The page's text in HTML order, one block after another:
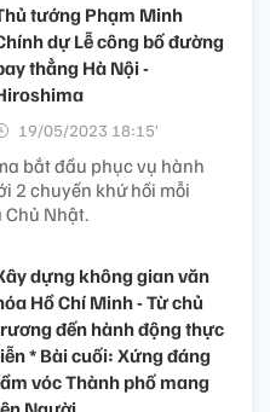
tướng Phạm Minh
dự Lễ công bố đường
thẳng Hà Nội -
19/05/2023 18:15’
bắt đầu phục vụ hành
2 chuyến khứ hồi mỗi
Chủ Nhật.
dựng không gian văn
Hồ Chí Minh - Từ chủ
đến hành động thực
* Bài cuối: Xứng đáng
vóc Thành phố mang